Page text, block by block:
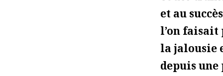
et au
l’on faisait
la jalousie
depuis